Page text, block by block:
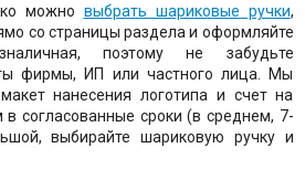
можно выбрать шариковые ручки,
со страницы раздела и оформляйте
поэтому не забудьте
фирмы, ИП или частного лица. Мы
нанесения логотипа и счет на
в согласованные сроки (в среднем, 7-
выбирайте шариковую ручку и